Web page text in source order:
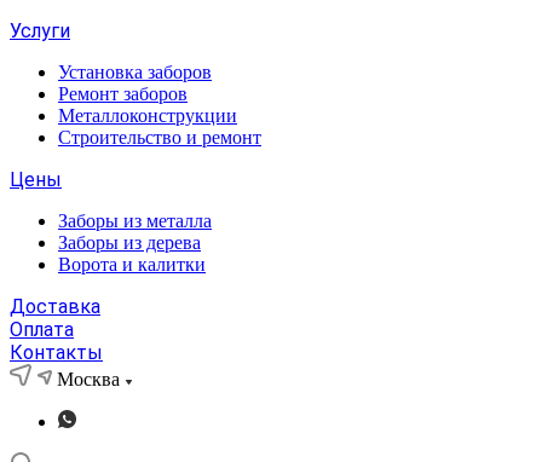
Услуги
Установка заборов
Ремонт заборов
Металлоконструкции
Строительство и ремонт
Цены
Заборы из металла
Заборы из дерева
Ворота и калитки
Доставка
Оплата
Контакты
Москва